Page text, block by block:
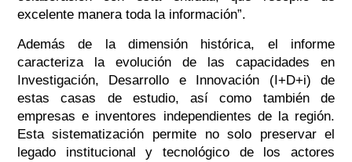
excelente manera toda la información”.
Además de la dimensión histórica, el informe
caracteriza la evolución de las capacidades en
Investigación, Desarrollo e Innovación (I+D+i) de
estas casas de estudio, así como también de
empresas e inventores independientes de la región.
Esta sistematización permite no solo preservar el
legado institucional y tecnológico de los actores